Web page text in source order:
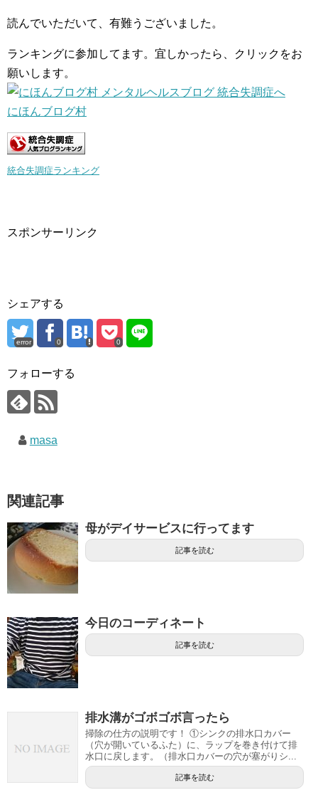
読んでいただいて、有難うございました。
ランキングに参加してます。宜しかったら、クリックをお
願いします。
にほんブログ村
統合失調症ランキング
スポンサーリンク
シェアする
error 0 0
フォローする
masa
関連記事
母がデイサービスに行ってます
記事を読む
今日のコーディネート
記事を読む
排水溝がゴボゴボ言ったら
掃除の仕方の説明です！ ①シンクの排水口カバー
（穴が開いているふた）に、ラップを巻き付けて排
水口に戻します。（排水口カバーの穴が塞がりシ...
記事を読む